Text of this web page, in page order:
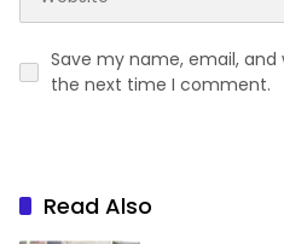
Save my name, email,
the next time I comment.
Read Also